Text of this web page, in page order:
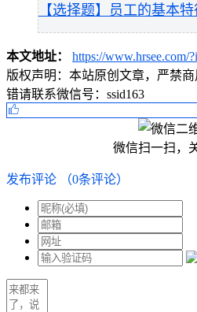
【选择题】员工的基本
本文地址：
https://www.hrsee.com/
版权声明： 本站原创文章，严禁
错请联系微信号：ssid163
微信扫一扫，
发布评论 （0条评论）